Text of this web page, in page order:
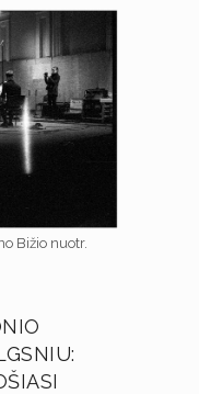
Bižio nuotr.